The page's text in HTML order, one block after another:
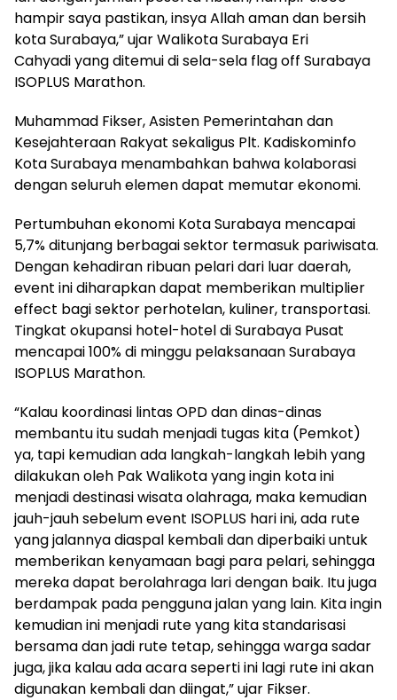
hampir saya pastikan, insya Allah aman dan bersih
kota Surabaya,” ujar Walikota Surabaya Eri
Cahyadi yang ditemui di sela-sela flag off Surabaya
ISOPLUS Marathon.
Muhammad Fikser, Asisten Pemerintahan dan
Kesejahteraan Rakyat sekaligus Plt. Kadiskominfo
Kota Surabaya menambahkan bahwa kolaborasi
dengan seluruh elemen dapat memutar ekonomi.
Pertumbuhan ekonomi Kota Surabaya mencapai
5,7% ditunjang berbagai sektor termasuk pariwisata.
Dengan kehadiran ribuan pelari dari luar daerah,
event ini diharapkan dapat memberikan multiplier
effect bagi sektor perhotelan, kuliner, transportasi.
Tingkat okupansi hotel-hotel di Surabaya Pusat
mencapai 100% di minggu pelaksanaan Surabaya
ISOPLUS Marathon.
“Kalau koordinasi lintas OPD dan dinas-dinas
membantu itu sudah menjadi tugas kita (Pemkot)
ya, tapi kemudian ada langkah-langkah lebih yang
dilakukan oleh Pak Walikota yang ingin kota ini
menjadi destinasi wisata olahraga, maka kemudian
jauh-jauh sebelum event ISOPLUS hari ini, ada rute
yang jalannya diaspal kembali dan diperbaiki untuk
memberikan kenyamaan bagi para pelari, sehingga
mereka dapat berolahraga lari dengan baik. Itu juga
berdampak pada pengguna jalan yang lain. Kita ingin
kemudian ini menjadi rute yang kita standarisasi
bersama dan jadi rute tetap, sehingga warga sadar
juga, jika kalau ada acara seperti ini lagi rute ini akan
digunakan kembali dan diingat,” ujar Fikser.